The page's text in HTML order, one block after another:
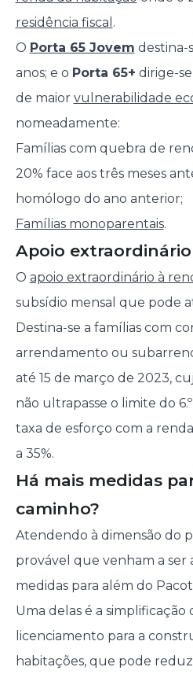
residência fiscal .
O Porta 65 Jovem destina-
anos; e o Porta 65+ dirige-
de maior vulnerabilidade
nomeadamente:
Famílias com quebra de
20% face aos três meses
homólogo do ano anterior;
Famílias monoparentais.
Apoio
O apoio extraordinário à
subsídio mensal que pode
Destina-se a famílias com
arrendamento ou
até 15 de março de 2023,
não ultrapasse o limite do
taxa de esforço com a
a 35%.
Há mais medidas
caminho?
Atendendo à dimensão do
provável que venham a ser
medidas para além do
Uma delas é a simplificação
licenciamento para a
habitações, que pode